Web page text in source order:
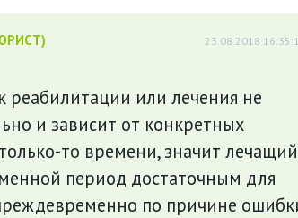
23.08.2018
реабилитации или лечения не
и зависит от конкретных
то времени, значит лечащий
период достаточным для
по причине